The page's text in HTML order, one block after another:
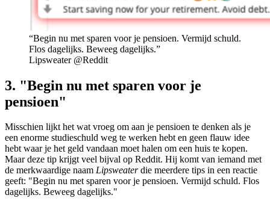
“Begin nu met sparen voor je pensioen. Vermijd schuld.
Flos dagelijks. Beweeg dagelijks.”
Lipsweater @Reddit
3. "Begin nu met sparen voor je
pensioen"
Misschien lijkt het wat vroeg om aan je pensioen te denken als je
een enorme studieschuld weg te werken hebt en geen flauw idee
hebt waar je het geld vandaan moet halen om een huis te kopen.
Maar deze tip krijgt veel bijval op Reddit. Hij komt van iemand met
de merkwaardige naam Lipsweaterdie meerdere tips in een reactie
geeft: "Begin nu met sparen voor je pensioen. Vermijd schuld. Flos
dagelijks. Beweeg dagelijks."